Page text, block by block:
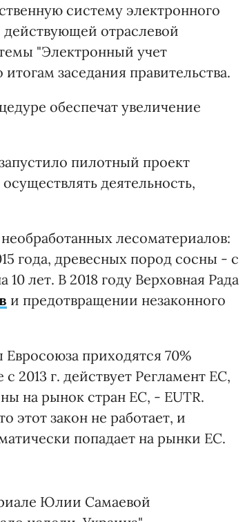
систему электронного
действующей отраслевой
"Электронный учет
заседания правительства.
обеспечат увеличение
пилотный проект
деятельность,
лесоматериалов:
года, древесных пород сосны - с
лет. В 2018 году Верховная Рада
и предотвращении незаконного
приходятся 70%
2013 г. действует Регламент ЕС,
на рынок стран ЕС, - EUTR.
этот закон не работает, и
попадает на рынки ЕС.
Юлии Самаевой